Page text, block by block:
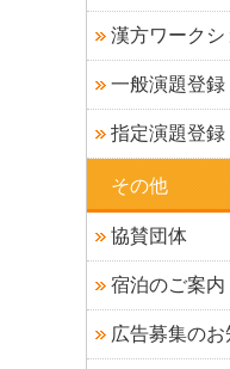
漢方ワーク
一般演題登録
指定演題登録
その他
協賛団体
宿泊のご案内
広告募集の